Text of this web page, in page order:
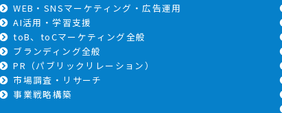
WEB・SNSマーケティング・広告運用
AI活用・学習支援
toB、toCマーケティング全般
ブランディング全般
PR（パブリックリレーション）
市場調査・リサーチ
事業戦略構築